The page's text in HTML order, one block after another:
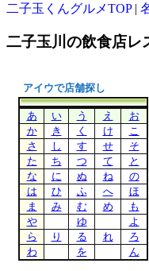
二子玉くんグルメTOP |
二子玉川の飲食店レ
アイウで店舗探し
あ い う え
お
か
き く け
こ
さ
し す せ
そ
た
ち つ て
と
な
に ぬ ね
の
は
ひ ふ へ
ほ
ま
み む め
も
や
ゆ
よ
ら
り る れ
ろ
わ
を ん